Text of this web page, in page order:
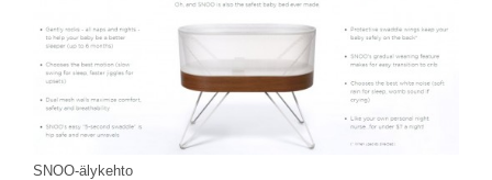
SNOO-älykehto